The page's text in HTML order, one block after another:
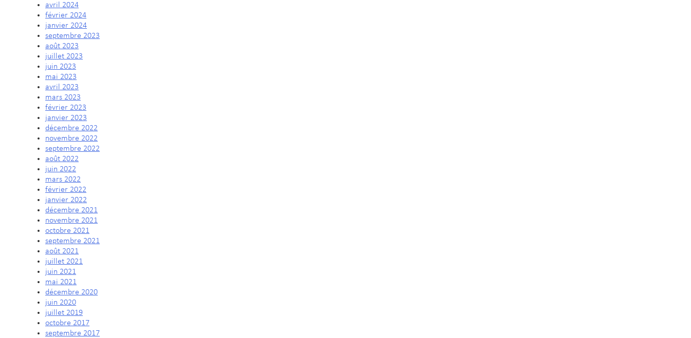
avril 2024
février 2024
janvier 2024
septembre 2023
août 2023
juillet 2023
juin 2023
mai 2023
avril 2023
mars 2023
février 2023
janvier 2023
décembre 2022
novembre 2022
septembre 2022
août 2022
juin 2022
mars 2022
février 2022
janvier 2022
décembre 2021
novembre 2021
octobre 2021
septembre 2021
août 2021
juillet 2021
juin 2021
mai 2021
décembre 2020
juin 2020
juillet 2019
octobre 2017
septembre 2017